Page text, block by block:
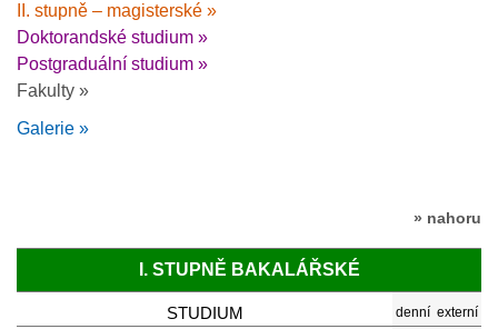
II. stupně – magisterské »
Doktorandské studium »
Postgraduální studium »
Fakulty »
Galerie »
» nahoru
I. STUPNĚ BAKALÁŘSKÉ
STUDIUM denní externí